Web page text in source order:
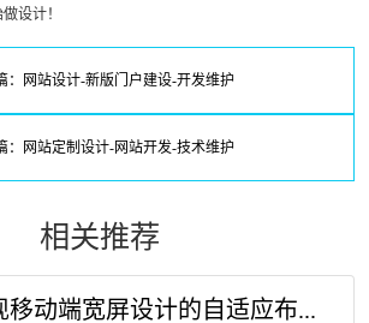
设计！
：网站设计-新版门户建设-开发维护
：网站定制设计-网站开发-技术维护
相关推荐
移动端宽屏设计的自适应布...